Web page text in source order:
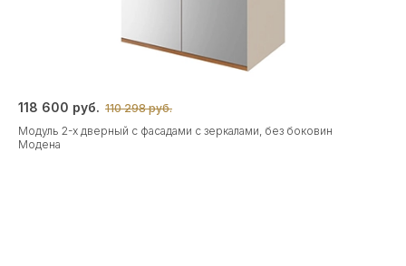
118 600 руб. 110 298 руб.
Модуль 2-х дверный с фасадами с зеркалами, без боковин
Модена